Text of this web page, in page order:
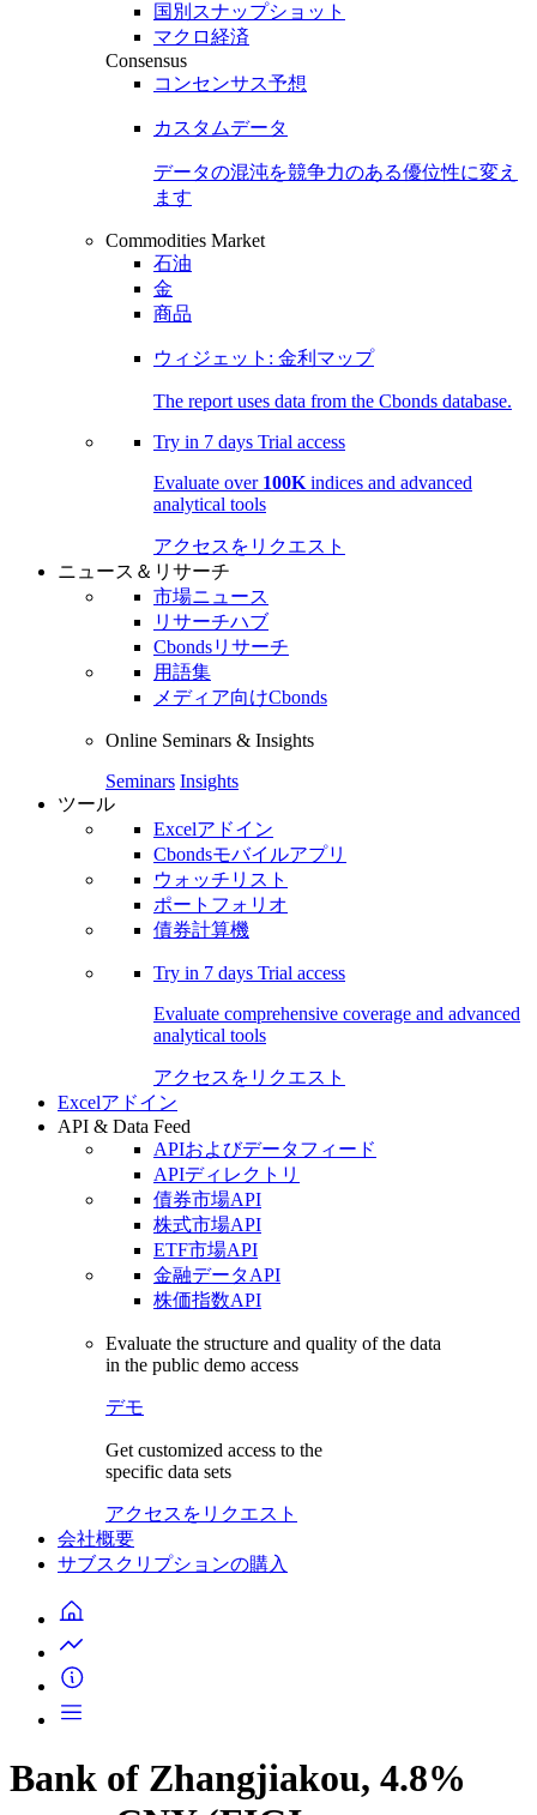
国別スナップショット
マクロ経済
Consensus
コンセンサス予想
カスタムデータ
データの混沌を競争力のある優位性に変え
ます
Commodities Market
石油
金
商品
ウィジェット: 金利マップ
The report uses data from the Cbonds database.
Try in 7 days Trial access
Evaluate over 100K indices and advanced
analytical tools
アクセスをリクエスト
ニュース＆リサーチ
市場ニュース
リサーチハブ
Cbondsリサーチ
用語集
メディア向けCbonds
Online Seminars & Insights
Seminars Insights
ツール
Excelアドイン
Cbondsモバイルアプリ
ウォッチリスト
ポートフォリオ
債券計算機
Try in 7 days Trial access
Evaluate comprehensive coverage and advanced
analytical tools
アクセスをリクエスト
Excelアドイン
API & Data Feed
APIおよびデータフィード
APIディレクトリ
債券市場API
株式市場API
ETF市場API
金融データAPI
株価指数API
Evaluate the structure and quality of the data
in the public demo access
デモ
Get customized access to the
specific data sets
アクセスをリクエスト
会社概要
サブスクリプションの購入
Bank of Zhangjiakou, 4.8%